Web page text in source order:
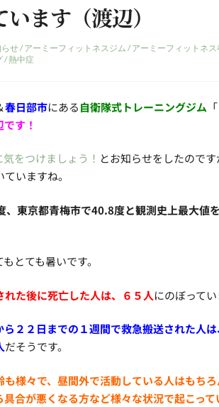
ます（渡辺）
せ/アーミーフィットネスジム /アーミーフィットネ
/熱中症
春日部市にある自衛隊式トレーニングジム 「
す！
をつけましょう！ とお知らせをしたのです
いますね。
東京都青梅市で40.8度と観測史上最大値
とても暑いです。
た後に死亡した人は、６５人にのぼってい
ら２２日までの１週間で救急搬送された人
だそうです。
様々で、昼間外で活動している人はもち
合が悪くなる方など様々な状況で起こって